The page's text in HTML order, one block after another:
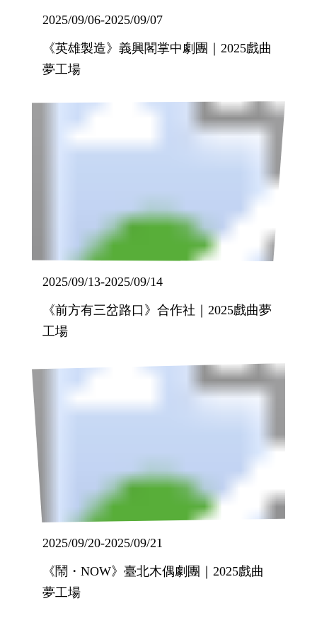
2025/09/06-2025/09/07
《英雄製造》義興閣掌中劇團｜2025戲曲
夢工場
2025/09/13-2025/09/14
《前方有三岔路口》合作社｜2025戲曲夢
工場
2025/09/20-2025/09/21
《鬧・NOW》臺北木偶劇團｜2025戲曲
夢工場